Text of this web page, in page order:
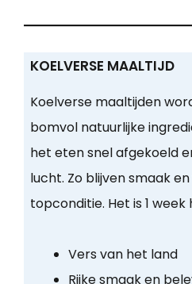
KOELVERSE MAALTIJD
Koelverse maaltijden
bomvol natuurlijke
het eten snel afgekoeld
lucht. Zo blijven smaak
topconditie. Het is 1 week
Vers van het land
Rijke smaak en